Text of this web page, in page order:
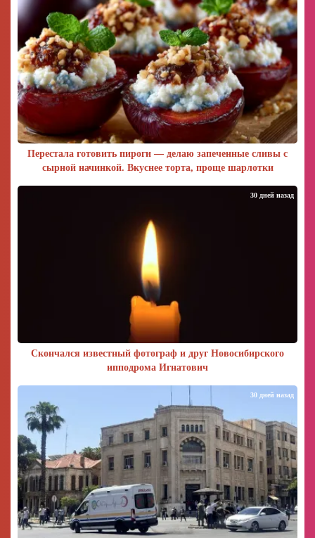
Перестала готовить пироги — делаю запеченные сливы с
сырной начинкой. Вкуснее торта, проще шарлотки
Скончался известный фотограф и друг Новосибирского
ипподрома Игнатович
30 дней назад
30 дней назад